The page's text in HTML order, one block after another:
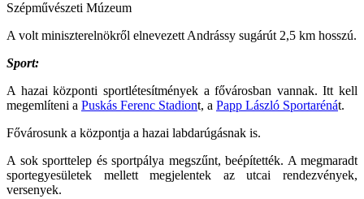
Szépművészeti Múzeum
A volt miniszterelnökről elnevezett Andrássy sugárút 2,5 km hosszú.
Sport:
A hazai központi sportlétesítmények a fővárosban vannak. Itt kell
megemlíteni a Puskás Ferenc Stadiont, a Papp László Sportarénát.
Fővárosunk a központja a hazai labdarúgásnak is.
A sok sporttelep és sportpálya megszűnt, beépítették. A megmaradt
sportegyesületek mellett megjelentek az utcai rendezvények,
versenyek.